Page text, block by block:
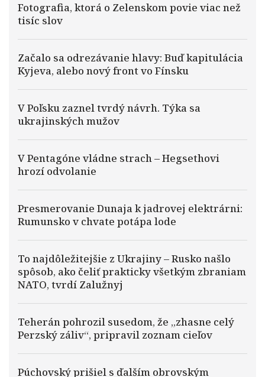
Fotografia, ktorá o Zelenskom povie viac než
tisíc slov
Začalo sa odrezávanie hlavy: Buď kapitulácia
Kyjeva, alebo nový front vo Fínsku
V Poľsku zaznel tvrdý návrh. Týka sa
ukrajinských mužov
V Pentagóne vládne strach – Hegsethovi
hrozí odvolanie
Presmerovanie Dunaja k jadrovej elektrárni:
Rumunsko v chvate potápa lode
To najdôležitejšie z Ukrajiny – Rusko našlo
spôsob, ako čeliť prakticky všetkým zbraniam
NATO, tvrdí Zalužnyj
Teherán pohrozil susedom, že „zhasne celý
Perzský záliv“, pripravil zoznam cieľov
Púchovský prišiel s ďalším obrovským